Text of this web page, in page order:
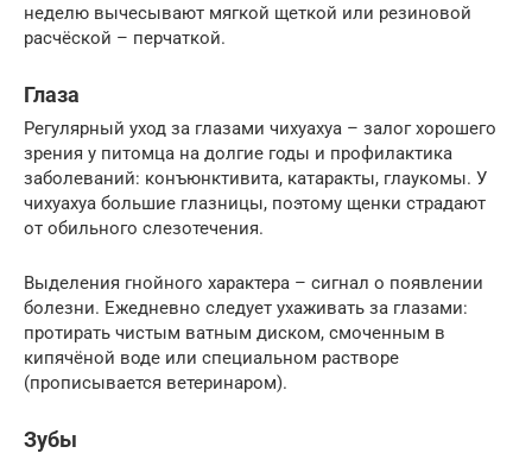
неделю вычесывают мягкой щеткой или резиновой
расчёской – перчаткой.
Глаза
Регулярный уход за глазами чихуахуа – залог хорошего
зрения у питомца на долгие годы и профилактика
заболеваний: конъюнктивита, катаракты, глаукомы. У
чихуахуа большие глазницы, поэтому щенки страдают
от обильного слезотечения.
Выделения гнойного характера – сигнал о появлении
болезни. Ежедневно следует ухаживать за глазами:
протирать чистым ватным диском, смоченным в
кипячёной воде или специальном растворе
(прописывается ветеринаром).
Зубы